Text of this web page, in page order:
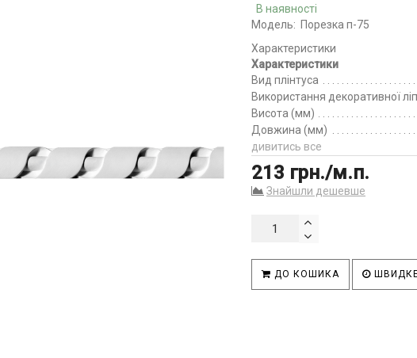
В наявності
Модель: Порезка п-75
Характеристики
Характеристики
Вид плінтуса
Використання декоративної
Висота (мм)
Довжина (мм)
дивитись все
213 грн./м.п.
Знайшли дешевше
ДО КОШИКА